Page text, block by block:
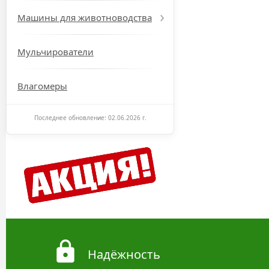
Машины для животноводства
Мульчирователи
Влагомеры
Последнее обновление: 02.06.2026 г.
Надёжность